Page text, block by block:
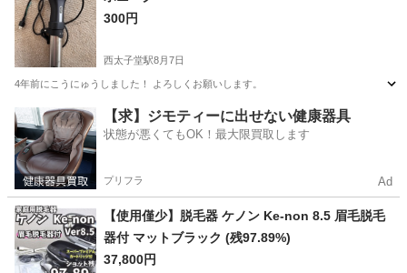
300円
西太子堂駅8月7日
4年前にこうにゅうしました！ よろしくお願いします。
東京 世田谷区 西太子堂駅 キッチン家電
【求】ジモティーに出せない健康器具
状態が悪くてもOK！最大限買取します
プリフラ Ad
【使用僅少】脱毛器 ケノン Ke-non 8.5 眉毛脱毛
器付 マットブラック (残97.89%)
37,800円